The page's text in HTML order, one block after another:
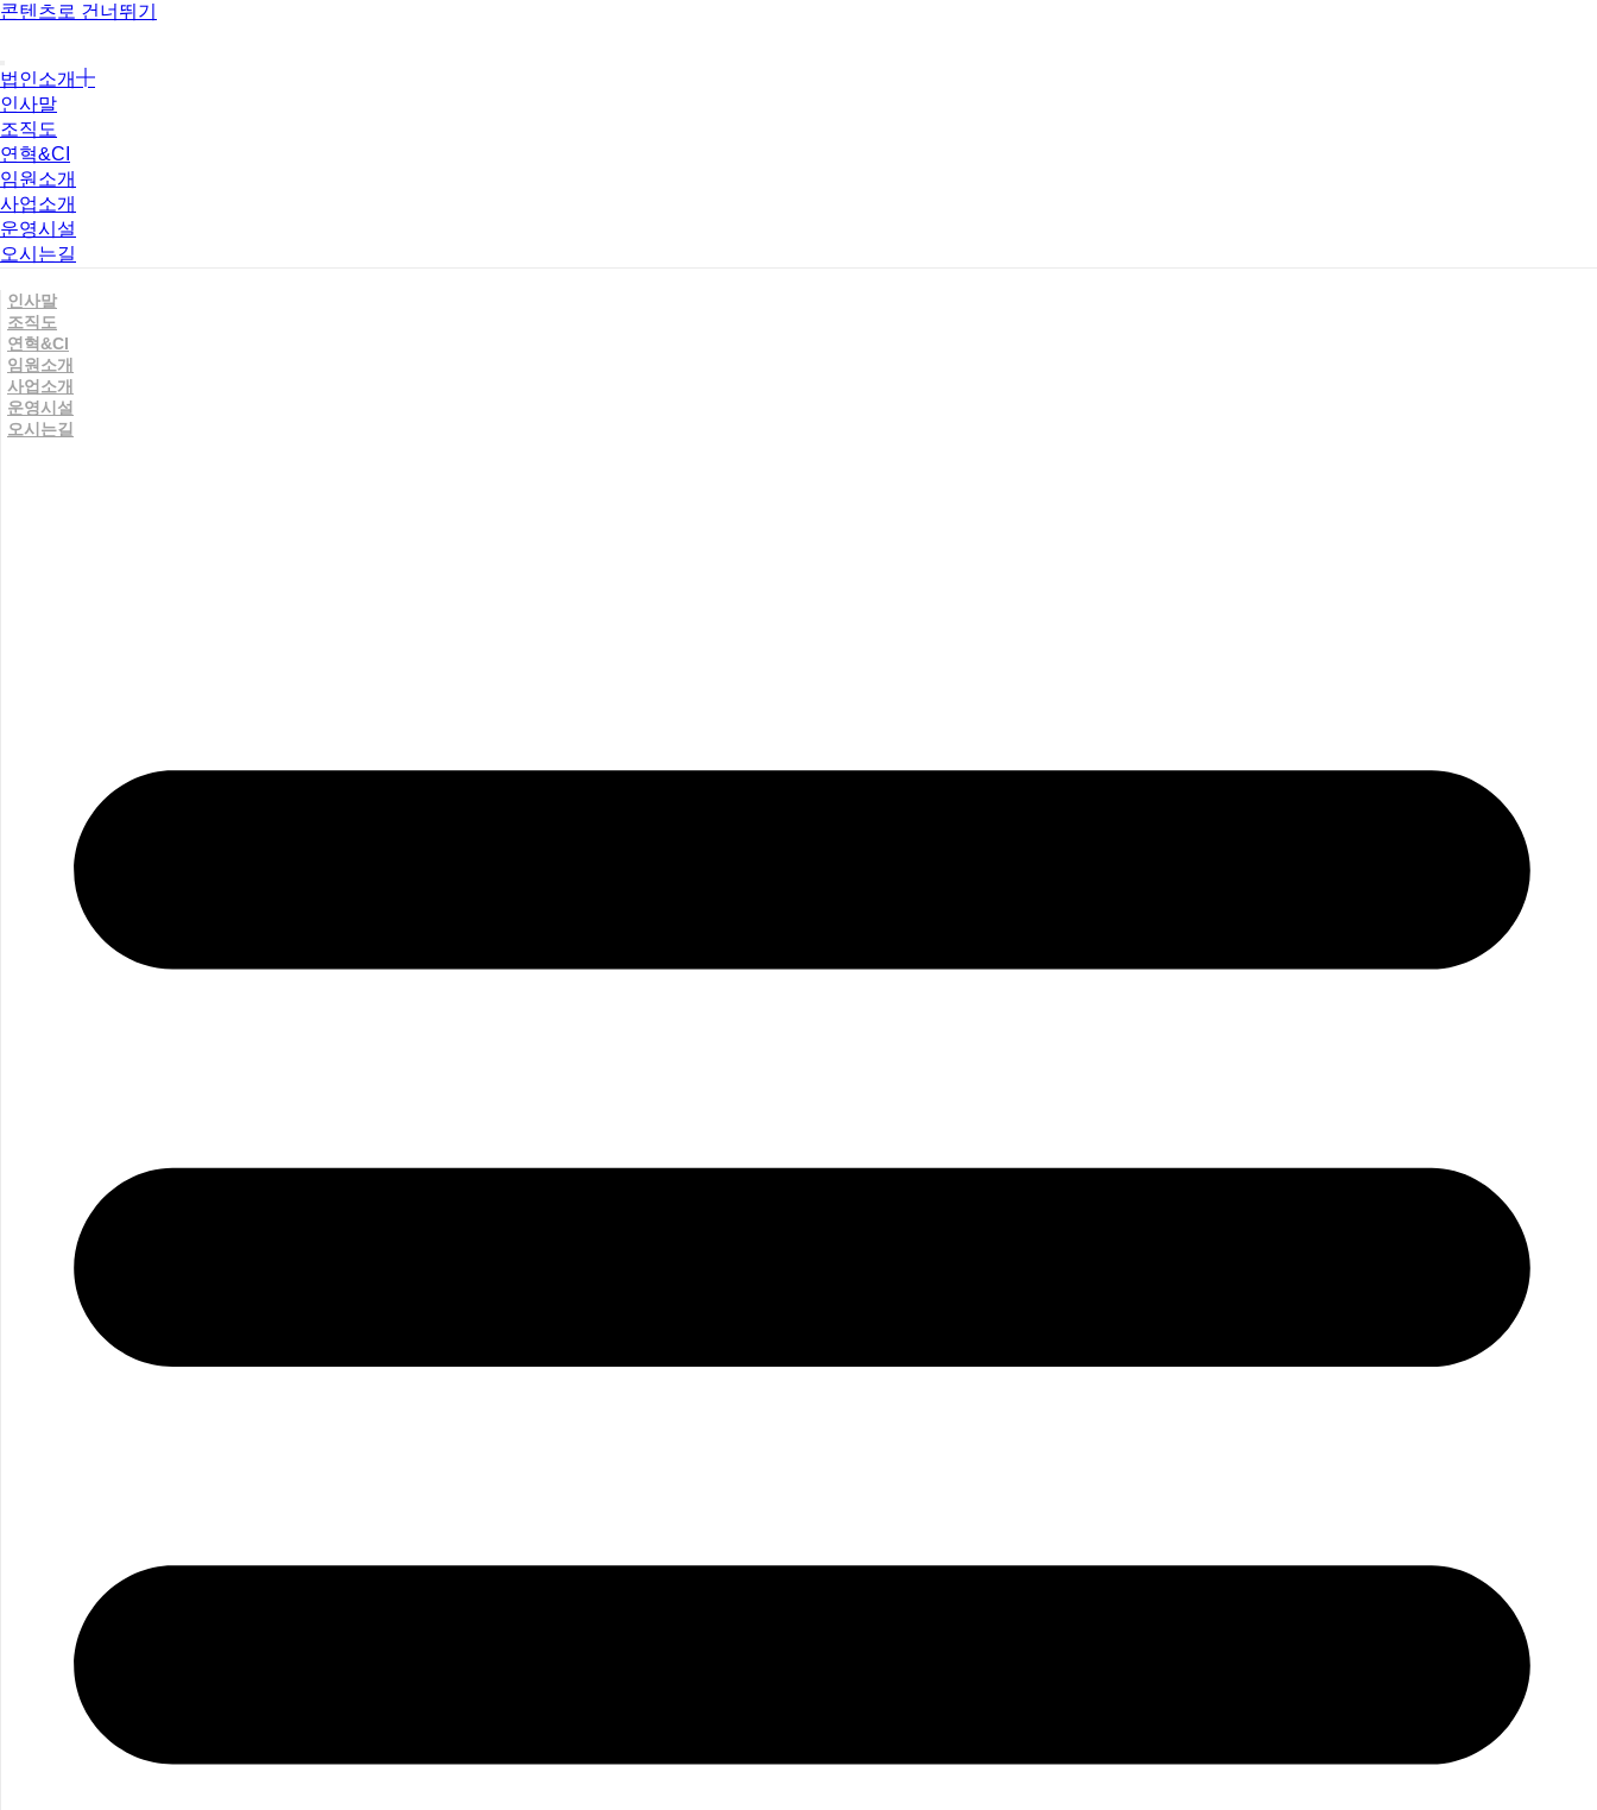
콘텐츠로 건너뛰기
법인소개
인사말
조직도
연혁&CI
임원소개
사업소개
운영시설
오시는길
인사말
조직도
연혁&CI
임원소개
사업소개
운영시설
오시는길